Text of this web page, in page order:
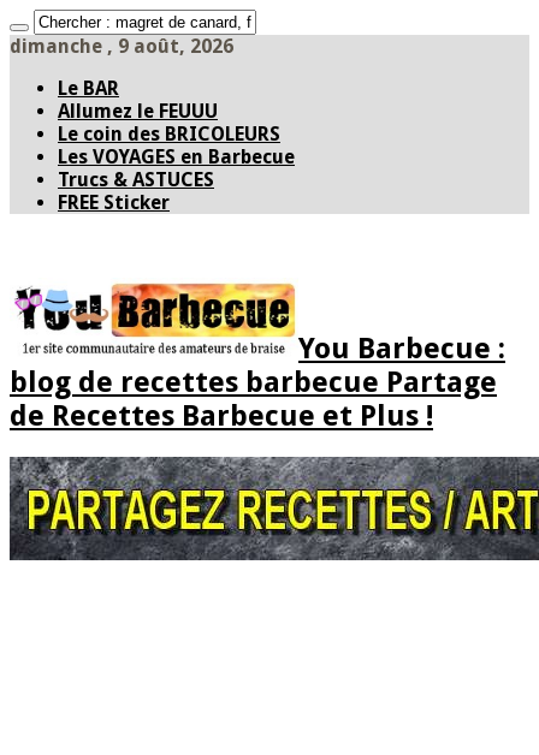
dimanche , 9 août, 2026
Le BAR
Allumez le FEUUU
Le coin des BRICOLEURS
Les VOYAGES en Barbecue
Trucs & ASTUCES
FREE Sticker
You Barbecue :
blog de recettes barbecue Partage
de Recettes Barbecue et Plus !